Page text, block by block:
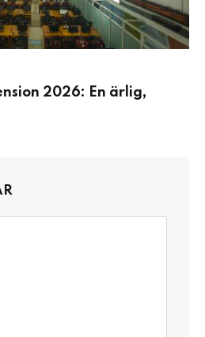
2026: En ärlig,